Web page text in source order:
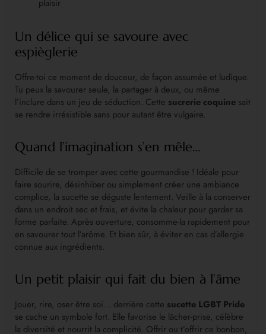
plaisir
Un délice qui se savoure avec
espièglerie
Offre-toi ce moment de douceur, de façon assumée et ludique.
Tu peux la savourer seule, la partager à deux, ou même
l’inclure dans un jeu de séduction. Cette sucrerie coquine sait
se rendre irrésistible sans pour autant être vulgaire.
Quand l’imagination s’en mêle…
Difficile de se tromper avec cette gourmandise ! Idéale pour
faire sourire, désinhiber ou simplement créer une ambiance
complice, la sucette se déguste lentement. Veille à la conserver
dans un endroit sec et frais, et évite la chaleur pour garder sa
forme parfaite. Après ouverture, consomme-la rapidement pour
en savourer tout l’arôme. Et bien sûr, à éviter en cas d’allergie
connue aux ingrédients.
Un petit plaisir qui fait du bien à l’âme
Jouer, rire, oser être soi… derrière cette sucette LGBT Pride
se cache un symbole fort. Elle favorise le lâcher-prise, célèbre
la diversité et nourrit la complicité. Offrir ou t’offrir ce bonbon,